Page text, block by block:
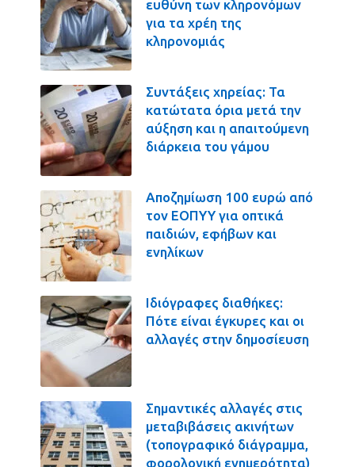
ευθύνη των κληρονόμων
για τα χρέη της
κληρονομιάς
Συντάξεις χηρείας: Τα
κατώτατα όρια μετά την
αύξηση και η απαιτούμενη
διάρκεια του γάμου
Αποζημίωση 100 ευρώ από
τον ΕΟΠΥΥ για οπτικά
παιδιών, εφήβων και
ενηλίκων
Ιδιόγραφες διαθήκες:
Πότε είναι έγκυρες και οι
αλλαγές στην δημοσίευση
Σημαντικές αλλαγές στις
μεταβιβάσεις ακινήτων
(τοπογραφικό διάγραμμα,
φορολογική ενημερότητα)